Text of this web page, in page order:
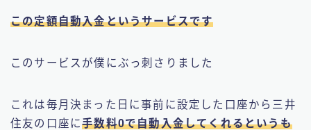
この定額自動入金というサービスです
このサービスが僕にぶっ刺さりました
これは毎月決まった日に事前に設定した口座から三井
住友の口座に手数料0で自動入金してくれるというも